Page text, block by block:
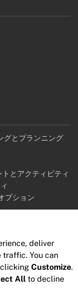
グとプランニング
とアクティビティ
プション
deliver
traffic. You can
Customize.
All to decline